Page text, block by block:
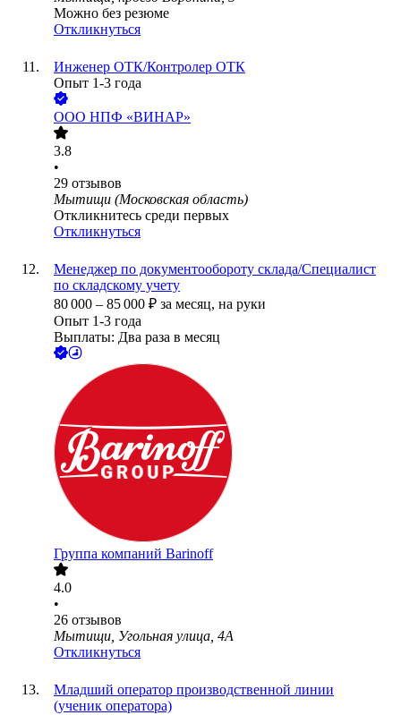
Можно без резюме
Откликнуться
Инженер ОТК/Контролер ОТК
Опыт 1-3 года
ООО НПФ «ВИНАР»
3.8
•
29 отзывов
Мытищи (Московская область)
Откликнитесь среди первых
Откликнуться
Менеджер по документообороту склада/Специалист
по складскому учету
80 000 – 85 000 ₽ за месяц, на руки
Опыт 1-3 года
Выплаты: Два раза в месяц
Группа компаний Barinoff
4.0
•
26 отзывов
Мытищи, Угольная улица, 4А
Откликнуться
Младший оператор производственной линии
(ученик оператора)